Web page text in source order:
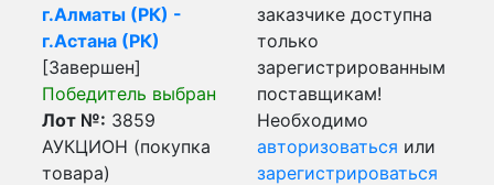
г.Алматы (РК) -
г.Астана (РК)
[Завершен]
Победитель выбран
Лот №: 3859
АУКЦИОН (покупка
товара)
заказчике доступна
только
зарегистрированным
поставщикам!
Необходимо
авторизоваться или
зарегистрироваться